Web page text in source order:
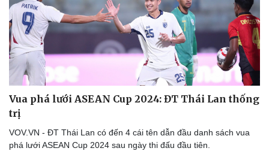
Vua phá lưới ASEAN Cup 2024: ĐT Thái Lan thống
trị
VOV.VN - ĐT Thái Lan có đến 4 cái tên dẫn đầu danh sách vua
phá lưới ASEAN Cup 2024 sau ngày thi đấu đầu tiên.